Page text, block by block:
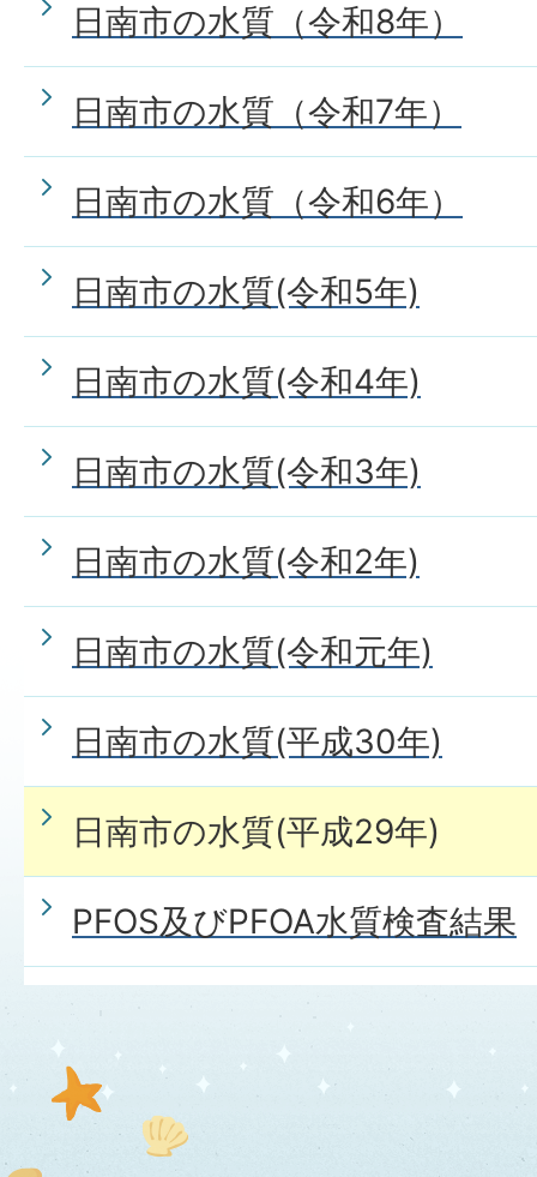
日南市の水質（令和8年）
日南市の水質（令和7年）
日南市の水質（令和6年）
日南市の水質(令和5年)
日南市の水質(令和4年)
日南市の水質(令和3年)
日南市の水質(令和2年)
日南市の水質(令和元年)
日南市の水質(平成30年)
日南市の水質(平成29年)
PFOS及びPFOA水質検査結果